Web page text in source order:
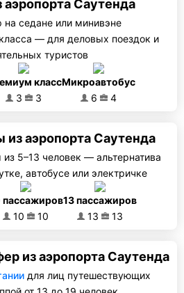
аэропорта Саутенда
на седане или минивэне
— для деловых поездок и
туристов
класс
3
3
Микроавтобус
6
4
аэропорта Саутенда
5–13 человек — альтернатива
автобусе или электричке
пассажиров
10
10
13 пассажиров
13
13
из аэропорта Саутенда
для лиц путешествующих